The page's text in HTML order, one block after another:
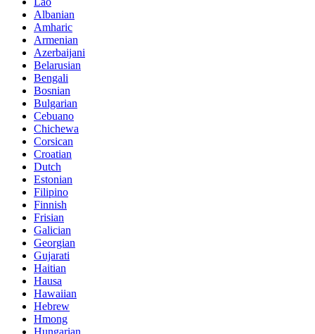
Albanian
Amharic
Armenian
Azerbaijani
Belarusian
Bengali
Bosnian
Bulgarian
Cebuano
Chichewa
Corsican
Croatian
Dutch
Estonian
Filipino
Finnish
Frisian
Galician
Georgian
Gujarati
Haitian
Hausa
Hawaiian
Hebrew
Hmong
Hungarian